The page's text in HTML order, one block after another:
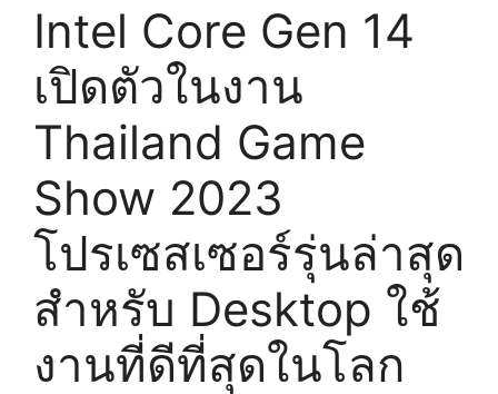
Intel Core Gen 14
เปิดตัวในงาน
Thailand Game
Show 2023
โปรเซสเซอร์รุ่นล่าสุด
สำหรับ Desktop ใช้
งานที่ดีที่สุดในโลก